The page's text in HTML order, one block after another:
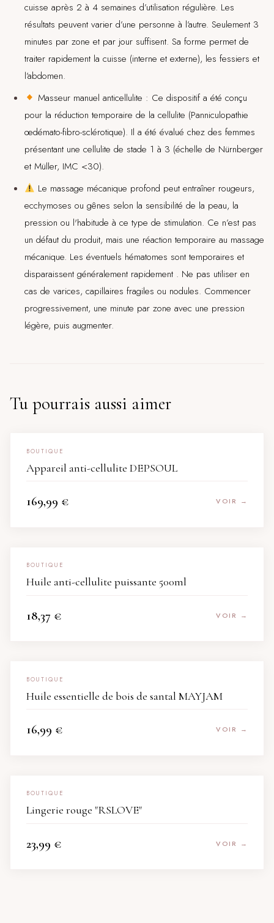
cuisse après 2 à 4 semaines d’utilisation régulière. Les
résultats peuvent varier d’une personne à l’autre. Seulement 3
minutes par zone et par jour suffisent. Sa forme permet de
traiter rapidement la cuisse (interne et externe), les fessiers et
l’abdomen.
Masseur manuel anticellulite : Ce dispositif a été conçu
pour la réduction temporaire de la cellulite (Panniculopathie
œdémato-fibro-sclérotique). Il a été évalué chez des femmes
présentant une cellulite de stade 1 à 3 (échelle de Nürnberger
et Müller, IMC <30).
Le massage mécanique profond peut entraîner rougeurs,
ecchymoses ou gênes selon la sensibilité de la peau, la
pression ou l'habitude à ce type de stimulation. Ce n’est pas
un défaut du produit, mais une réaction temporaire au massage
mécanique. Les éventuels hématomes sont temporaires et
disparaissent généralement rapidement . Ne pas utiliser en
cas de varices, capillaires fragiles ou nodules. Commencer
progressivement, une minute par zone avec une pression
légère, puis augmenter.
Tu pourrais aussi aimer
BOUTIQUE
Appareil anti-cellulite DEPSOUL
169,99 € VOIR →
BOUTIQUE
Huile anti-cellulite puissante 500ml
18,37 € VOIR →
BOUTIQUE
Huile essentielle de bois de santal MAYJAM
16,99 € VOIR →
BOUTIQUE
Lingerie rouge "RSLOVE"
23,99 € VOIR →